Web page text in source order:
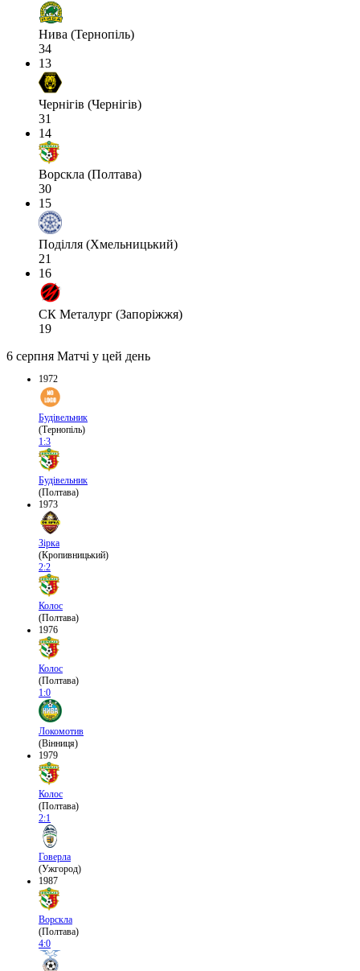
Нива (Тернопіль)
34
13
Чернігів (Чернігів)
31
14
Ворскла (Полтава)
30
15
Поділля (Хмельницький)
21
16
СК Металург (Запоріжжя)
19
6 серпня Матчі у цей день
1972
Будівельник
(Тернопіль)
1:3
Будівельник
(Полтава)
1973
Зірка
(Кропивницький)
2:2
Колос
(Полтава)
1976
Колос
(Полтава)
1:0
Локомотив
(Вінниця)
1979
Колос
(Полтава)
2:1
Говерла
(Ужгород)
1987
Ворскла
(Полтава)
4:0